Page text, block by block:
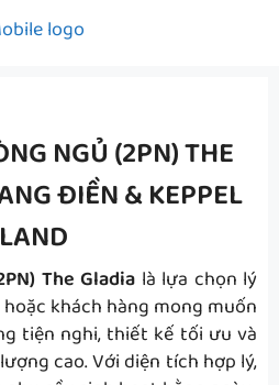
NGỦ (2PN) THE
ĐIỀN & KEPPEL
LAND
The Gladia là lựa chọn lý
khách hàng mong muốn
tiện nghi, thiết kế tối ưu và
cao. Với diện tích hợp lý,